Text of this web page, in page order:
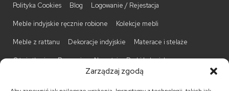
Zarządzaj zgodą
Polityka Cookies Blog Logowanie / Rejestacja
Meble indyjskie ręcznie robione Kolekcje mebli
Meble z rattanu Dekoracje indyjskie Materace i stelaże
Oświetlenie Promocje Nowości Barki kolonialne
Komody kolonialne Krzesła kolonialne